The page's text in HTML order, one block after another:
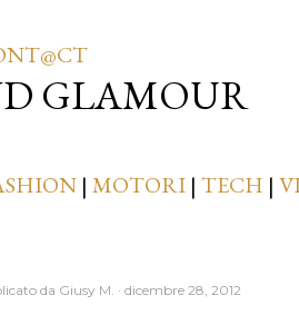
GLAMOUR
| MOTORI | TECH |
da Giusy M. dicembre 28, 2012